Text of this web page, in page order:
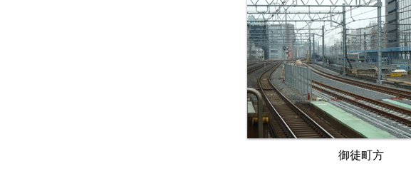
御徒町方